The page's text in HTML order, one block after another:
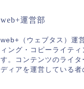
web+運営部
web+（ウェブタス）運
ィング・コピーライテ
す。コンテンツのライ
ディアを運営している者